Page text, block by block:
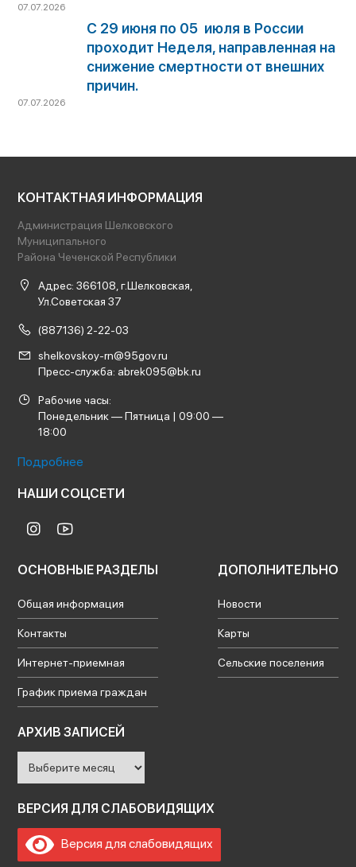
07.07.2026
С 29 июня по 05 июля в России
проходит Неделя, направленная на
снижение смертности от внешних
причин.
07.07.2026
КОНТАКТНАЯ ИНФОРМАЦИЯ
Администрация Шелковского
Муниципального
Района Чеченской Республики
Адрес: 366108, г.Шелковская,
Ул.Советская 37
(887136) 2-22-03
shelkovskoy-rn@95gov.ru
Пресс-служба: abrek095@bk.ru
Рабочие часы:
Понедельник — Пятница | 09:00 —
18:00
Подробнее
НАШИ СОЦСЕТИ
ОСНОВНЫЕ РАЗДЕЛЫ
Общая информация
Контакты
Интернет-приемная
График приема граждан
ДОПОЛНИТЕЛЬНО
Новости
Карты
Сельские поселения
АРХИВ ЗАПИСЕЙ
Архив
записей
ВЕРСИЯ ДЛЯ СЛАБОВИДЯЩИХ
Версия для слабовидящих